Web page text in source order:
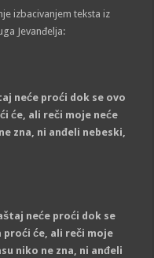
izbacivanjem teksta iz
Jevanđelja:
neće proći dok se ovo
će, ali reči moje neće
zna, ni anđeli nebeski,
neće proći dok se
proći će, ali reči moje
niko ne zna, ni anđeli